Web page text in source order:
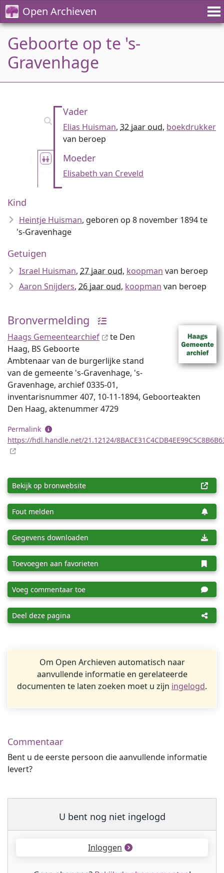
Open Archieven
Geboorte op te 's-
Gravenhage
Vader
Elias Huisman, 32 jaar oud, boekdrukker
van beroep
Moeder
Elisabeth van Creveld
Kind
Heintje Huisman, geboren op 8 november 1894 te
's-Gravenhage
Getuigen
Israel Huisman, 27 jaar oud, koopman van beroep
Aaron Snijders, 26 jaar oud, koopman van beroep
Bronvermelding
Haags Gemeentearchief
te Den
Haag, BS Geboorte
Ambtenaar van de burgerlijke stand
van de gemeente 's-Gravenhage, 's-
Gravenhage, archief 0335-01,
inventaris­num­mer 407, 10-11-1894, Geboorteakten
Den Haag, aktenummer 4729
Permalink
https://hdl.handle.net/21.12124/
Bekijk op bronwebsite
Fout melden
Gegevens downloaden
Toevoegen aan favorieten
Voeg commentaar toe
Deel deze pagina
Om Open Archieven automatisch naar
aanvullende informatie en gerelateerde
documenten te laten zoeken moet u zijn ingelogd.
Commentaar
Bent u de eerste persoon die aanvullende informatie
levert?
U bent nog niet ingelogd
Inloggen